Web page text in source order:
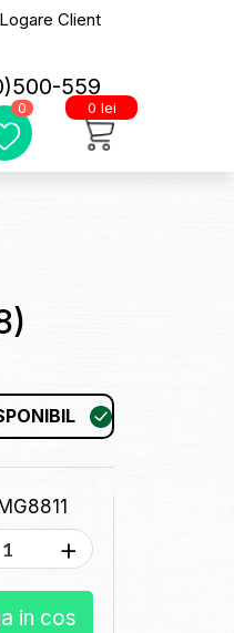
Logare Client
559
0 0 lei
+
in cos